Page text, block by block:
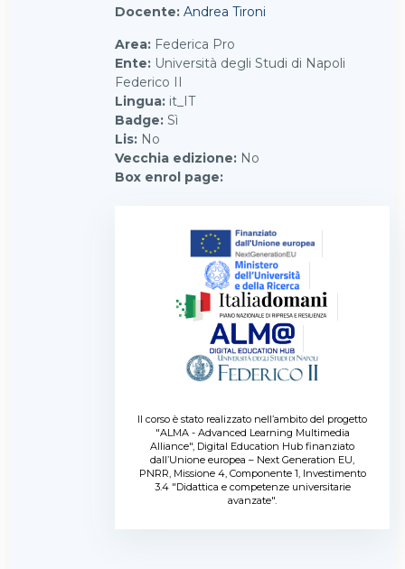
Docente: Andrea Tironi
Area: Federica Pro
Ente: Università degli Studi di Napoli
Federico II
Lingua: it_IT
Badge: Sì
Lis: No
Vecchia edizione: No
Box enrol page:
Il corso è stato realizzato nell’ambito del progetto
"ALMA - Advanced Learning Multimedia
Alliance", Digital Education Hub finanziato
dall’Unione europea – Next Generation EU,
PNRR, Missione 4, Componente 1, Investimento
3.4 "Didattica e competenze universitarie
avanzate".